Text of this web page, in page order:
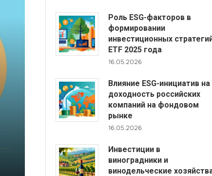
Роль ESG-факторов в
формировании
инвестиционных
ETF 2025 года
16.05.2026
Влияние ESG-инициатив на
доходность российских
компаний на фондовом
рынке
16.05.2026
Инвестиции в
виноградники и
винодельческие